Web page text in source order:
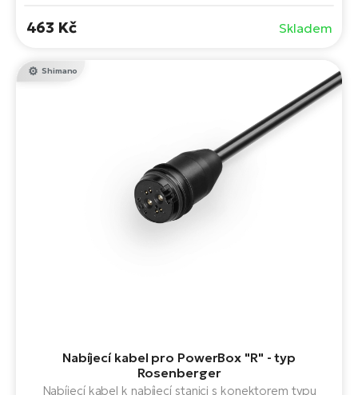
463 Kč Skladem
Brose
Shimano
Nabíjecí kabel pro PowerBox "R" - typ
Rosenberger
Nabíjecí kabel k nabíjecí stanici s konektorem typu